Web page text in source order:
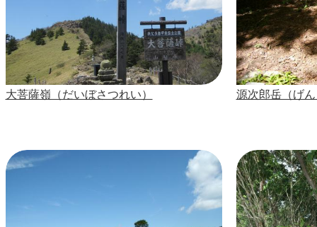
大菩薩嶺（だいぼさつれい） 源次郎岳（げ